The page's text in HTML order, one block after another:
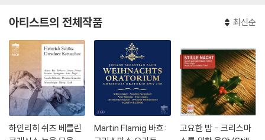
아티스트의 전체작품 최신순
하인리히 쉬츠 베를린
Martin Flamig 바흐:
고요한 밤 - 크리스마